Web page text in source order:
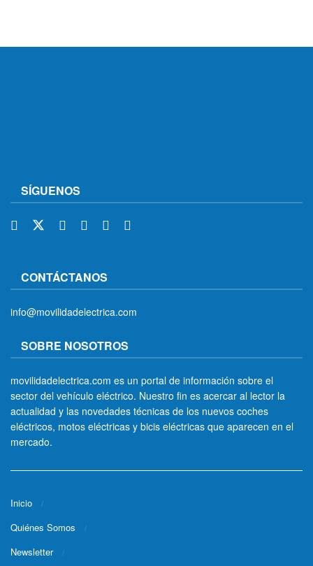
SÍGUENOS
CONTÁCTANOS
info@movilidadelectrica.com
SOBRE NOSOTROS
movilidadelectrica.com es un portal de información sobre el
sector del vehículo eléctrico. Nuestro fin es acercar al lector la
actualidad y las novedades técnicas de los nuevos coches
eléctricos, motos eléctricas y bicis eléctricas que aparecen en el
mercado.
Inicio
Quiénes Somos
Newsletter